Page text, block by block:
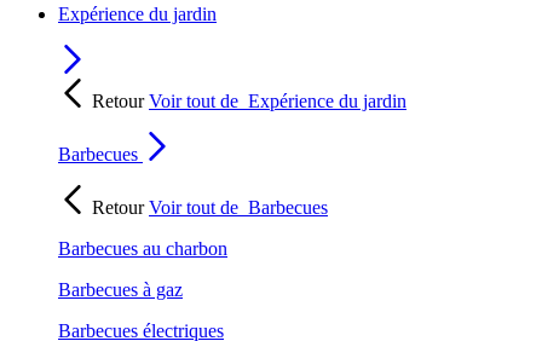
Expérience du jardin
RetourVoir tout de Expérience du jardin
Barbecues
RetourVoir tout de Barbecues
Barbecues au charbon
Barbecues à gaz
Barbecues électriques